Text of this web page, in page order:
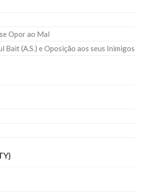
Opor ao Mal
Bait (A.S.) e Oposição aos seus Inimigos